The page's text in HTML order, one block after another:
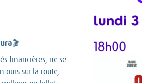
🎬
financières, ne se
ours sur la route,